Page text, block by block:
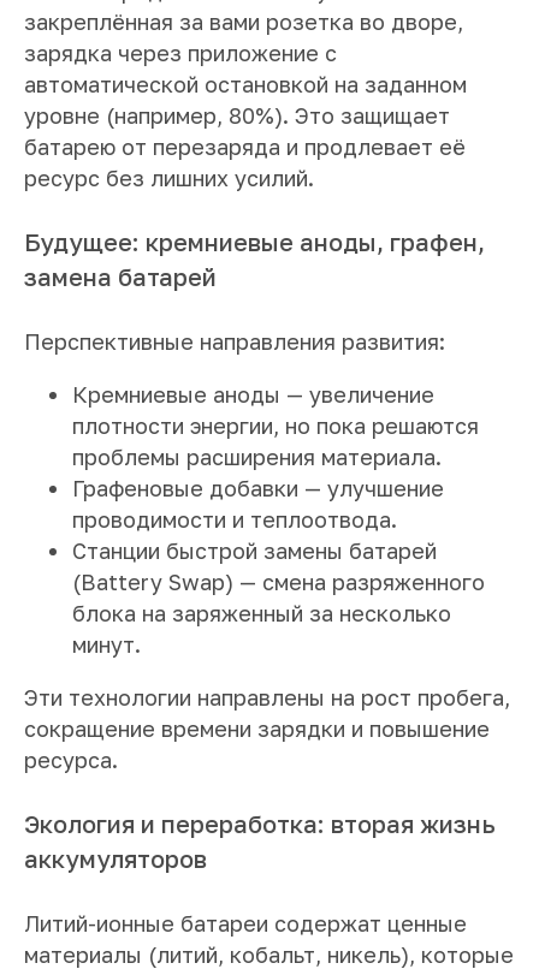
закреплённая за вами розетка во дворе,
зарядка через приложение с
автоматической остановкой на заданном
уровне (например, 80%). Это защищает
батарею от перезаряда и продлевает её
ресурс без лишних усилий.
Будущее: кремниевые аноды, графен,
замена батарей
Перспективные направления развития:
Кремниевые аноды — увеличение
плотности энергии, но пока решаются
проблемы расширения материала.
Графеновые добавки — улучшение
проводимости и теплоотвода.
Станции быстрой замены батарей
(Battery Swap) — смена разряженного
блока на заряженный за несколько
минут.
Эти технологии направлены на рост пробега,
сокращение времени зарядки и повышение
ресурса.
Экология и переработка: вторая жизнь
аккумуляторов
Литий-ионные батареи содержат ценные
материалы (литий, кобальт, никель), которые
Согласие на обработку данных
Политика конфиденциальности
Политика обработки данных
© 2026 Все права защищены
Разработка сайта — Apus